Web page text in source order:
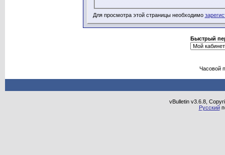
Для просмотра этой страницы необходимо
Быстрый
Часовой
vBulletin v3.6.8,
Русский